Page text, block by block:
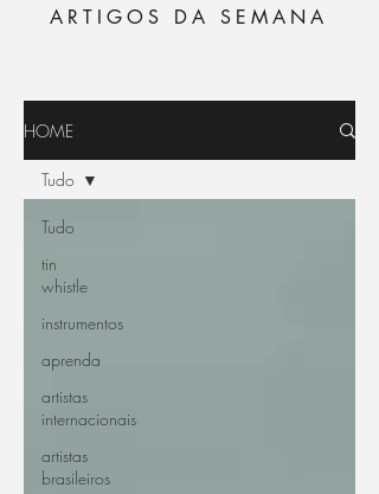
ARTIGOS DA SEMANA
HOME
Tudo
tin
whistle
instrumentos
aprenda
artistas
internacionais
artistas
brasileiros
Tudo